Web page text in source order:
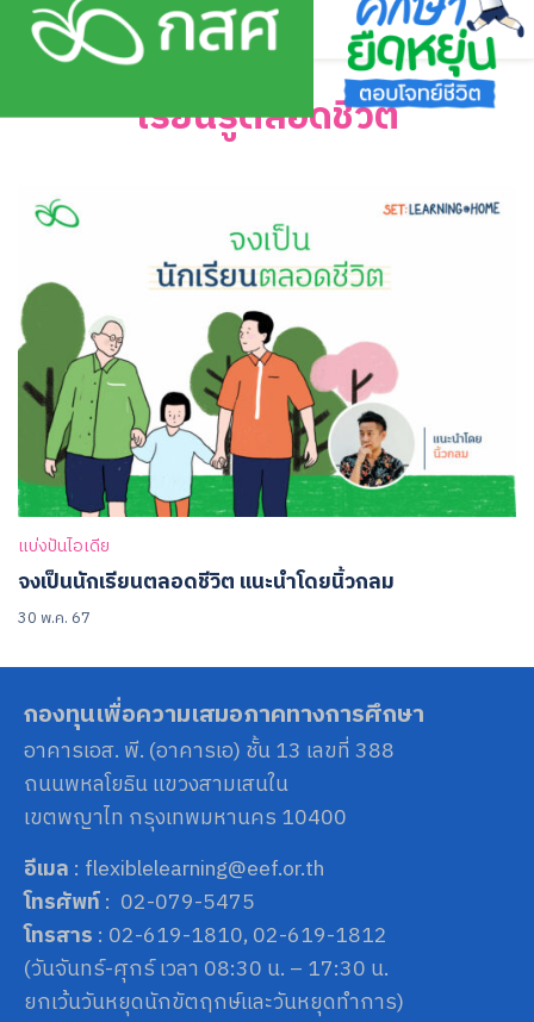
Skip
เรียนรู้ตลอดชีวิต
แบ่งปันไอเดีย
จงเป็นนักเรียนตลอดชีวิต แนะนำโดยนิ้วกลม
30 พ.ค. 67
กองทุนเพื่อความเสมอภาคทางการศึกษา
อาคารเอส. พี. (อาคารเอ) ชั้น 13 เลขที่ 388
ถนนพหลโยธิน แขวงสามเสนใน
เขตพญาไท กรุงเทพมหานคร 10400
อีเมล : flexiblelearning@eef.or.th
โทรศัพท์: 02-079-5475
โทรสาร : 02-619-1810, 02-619-1812
(วันจันทร์-ศุกร์ เวลา 08:30 น. – 17:30 น.
ยกเว้นวันหยุดนักขัตฤกษ์และวันหยุดทำการ)